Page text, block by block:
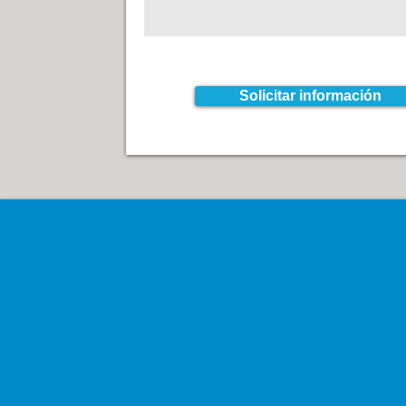
Solicitar información